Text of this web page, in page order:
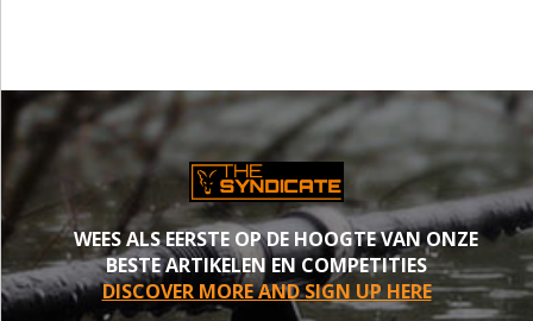
WEES ALS EERSTE OP DE HOOGTE VAN ONZE
BESTE ARTIKELEN EN COMPETITIES
DISCOVER MORE AND SIGN UP HERE